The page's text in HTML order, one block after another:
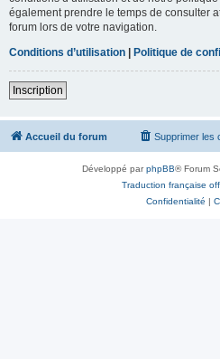
également prendre le temps de consulter
forum lors de votre navigation.
Conditions d’utilisation | Politique de
Inscription
Accueil du forum Supprimer les
Développé parphpBB® Forum
Traduction française
Confidentialité |